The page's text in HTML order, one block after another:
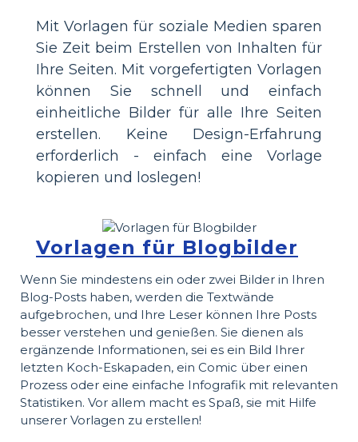
Mit Vorlagen für soziale Medien sparen
Sie Zeit beim Erstellen von Inhalten für
Ihre Seiten. Mit vorgefertigten Vorlagen
können Sie schnell und einfach
einheitliche Bilder für alle Ihre Seiten
erstellen. Keine Design-Erfahrung
erforderlich - einfach eine Vorlage
kopieren und loslegen!
Vorlagen für Blogbilder
Wenn Sie mindestens ein oder zwei Bilder in Ihren
Blog-Posts haben, werden die Textwände
aufgebrochen, und Ihre Leser können Ihre Posts
besser verstehen und genießen. Sie dienen als
ergänzende Informationen, sei es ein Bild Ihrer
letzten Koch-Eskapaden, ein Comic über einen
Prozess oder eine einfache Infografik mit relevanten
Statistiken. Vor allem macht es Spaß, sie mit Hilfe
unserer Vorlagen zu erstellen!